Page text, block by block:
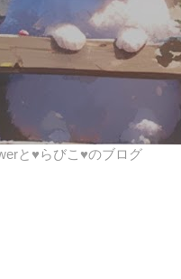
と♥らびこ♥のブログ